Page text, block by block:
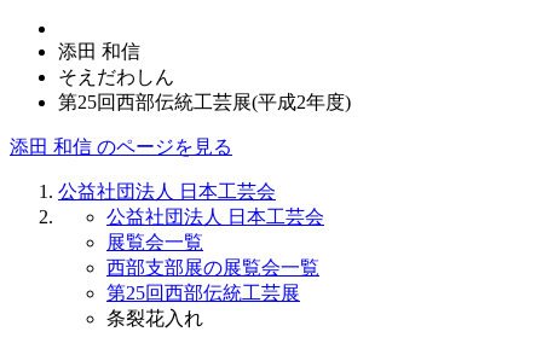
添田 和信
そえだわしん
第25回西部伝統工芸展(平成2年度)
添田 和信 のページを見る
公益社団法人 日本工芸会
公益社団法人 日本工芸会
展覧会一覧
西部支部展の展覧会一覧
第25回西部伝統工芸展
条裂花入れ